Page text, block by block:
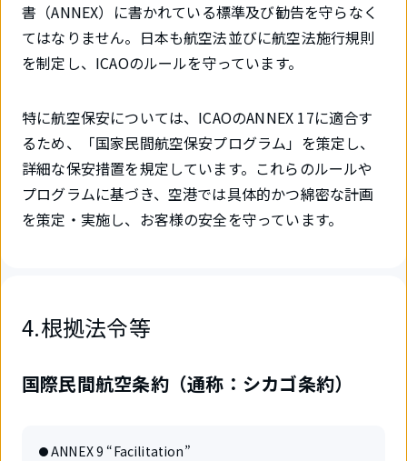
書（ANNEX）に書かれている標準及び勧告を守らなく
てはなりません。日本も航空法並びに航空法施行規則
を制定し、ICAOのルールを守っています。
特に航空保安については、ICAOのANNEX 17に適合す
るため、「国家民間航空保安プログラム」を策定し、
詳細な保安措置を規定しています。これらのルールや
プログラムに基づき、空港では具体的かつ綿密な計画
を策定・実施し、お客様の安全を守っています。
4.根拠法令等
国際民間航空条約（通称：シカゴ条約）
ANNEX 9 “Facilitation”